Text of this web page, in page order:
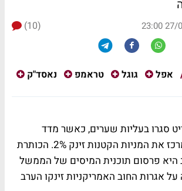
27/
(10)
אפל גוגל טראמפ
נאסד"ק
סגרו בעליות שערים, כאשר מדד
הראסל 2000, המרכז את המניות הקטנות זינק 2%. הכותרת
פרסום תוכנית המיסים של הממשל
אגרות החוב האמריקניות זינקו הערב